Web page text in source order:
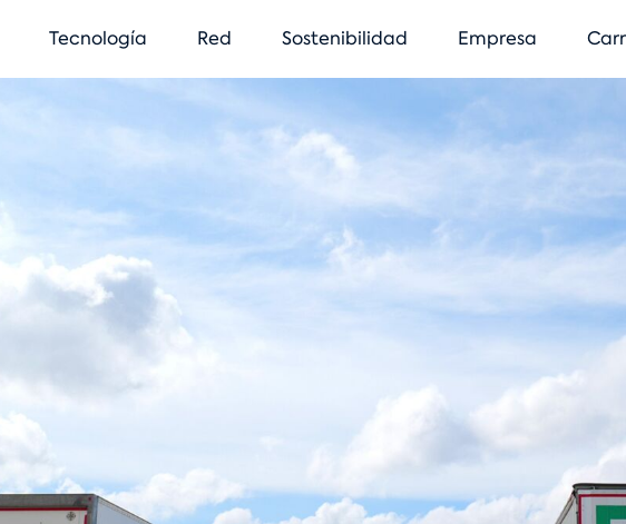
Tecnología
Red Sostenibilidad Empresa